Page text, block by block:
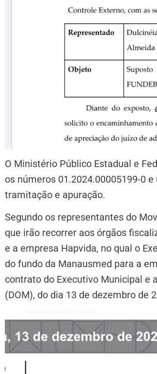
O Ministério Público Estadual e
os números 01.2024.00005199-0
tramitação e apuração.
Segundo os representantes do
que irão recorrer aos órgãos
e a empresa Hapvida, no qual o
do fundo da Manausmed para a
contrato do Executivo Municipal e
(DOM), do dia 13 de dezembro de